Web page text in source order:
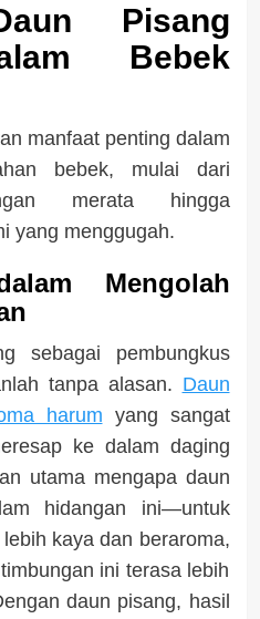
Pisang
Bebek
manfaat penting dalam
bebek, mulai dari
merata hingga
yang menggugah.
Mengolah
sebagai pembungkus
tanpa alasan. Daun
harum yang sangat
ke dalam daging
utama mengapa daun
hidangan ini—untuk
kaya dan beraroma,
ini terasa lebih
daun pisang, hasil